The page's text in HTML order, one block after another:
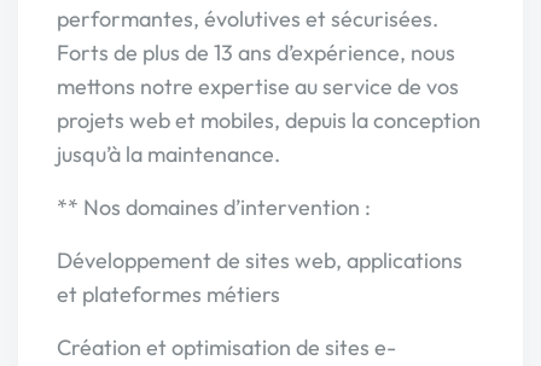
performantes, évolutives et sécurisées.
Forts de plus de 13 ans d’expérience, nous
mettons notre expertise au service de vos
projets web et mobiles, depuis la conception
jusqu’à la maintenance.
** Nos domaines d’intervention :
Développement de sites web, applications
et plateformes métiers
Création et optimisation de sites e-